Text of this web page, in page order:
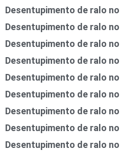
Desentupimento de ralo
Desentupimento de ralo
Desentupimento de ralo
Desentupimento de ralo
Desentupimento de ralo
Desentupimento de ralo
Desentupimento de ralo
Desentupimento de ralo
Desentupimento de ralo